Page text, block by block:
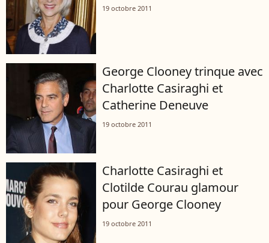
19 octobre 2011
George Clooney trinque avec
Charlotte Casiraghi et
Catherine Deneuve
19 octobre 2011
Charlotte Casiraghi et
Clotilde Courau glamour
pour George Clooney
19 octobre 2011